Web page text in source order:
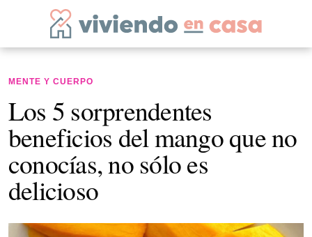
MENTE Y CUERPO
Los 5 sorprendentes
beneficios del mango que no
conocías, no sólo es
delicioso